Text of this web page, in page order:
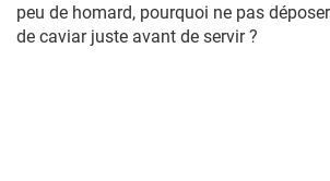
peu de homard, pourquoi ne pas
de caviar juste avant de servir ?